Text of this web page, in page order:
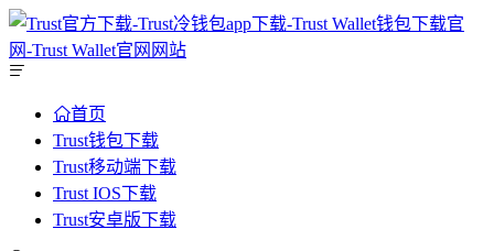
首页
Trust钱包下载
Trust移动端下载
Trust IOS下载
Trust安卓版下载